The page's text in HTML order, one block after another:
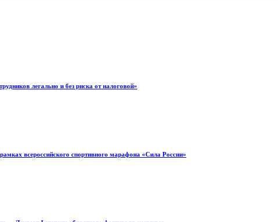
легально и без риска от налоговой»
всероссийского спортивного марафона «Сила России»